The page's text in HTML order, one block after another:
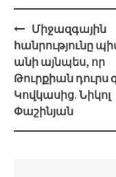
Post
navigation
Միջազգային
հանրությունը
անի այնպես, որ
Թուրքիան դուրս
Կովկասից. Նիկոլ
Փաշինյան